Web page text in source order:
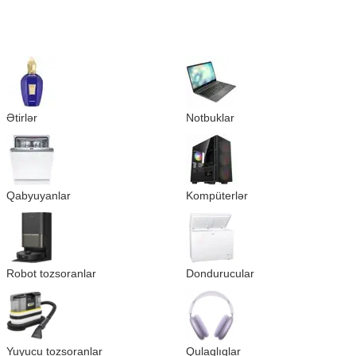
Ətirlər Notbuklar
Qabyuyanlar Kompüterlər
Robot tozsoranlar Dondurucular
Yuyucu tozsoranlar Qulaqlıqlar